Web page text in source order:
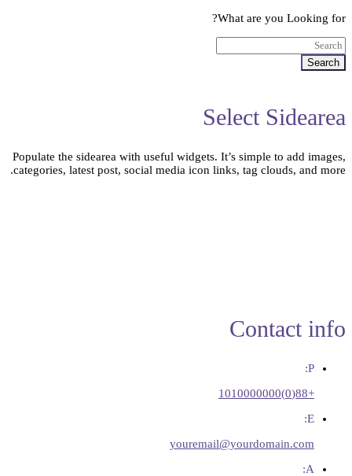
What are you Looking for?
Search
Select Sidearea
Populate the sidearea with useful widgets. It’s simple to add images,
categories, latest post, social media icon links, tag clouds, and more.
Contact info
P:
+88(0)1010000000
E:
youremail@yourdomain.com
A: